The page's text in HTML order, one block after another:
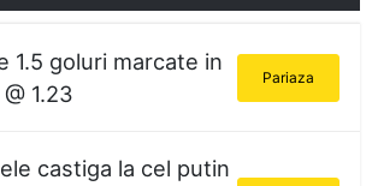
1.5 goluri marcate in
1.23
Pariaza
castiga la cel putin